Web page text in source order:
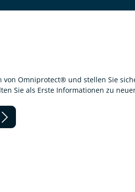
von Omniprotect® und stellen Sie
Sie als Erste Informationen zu